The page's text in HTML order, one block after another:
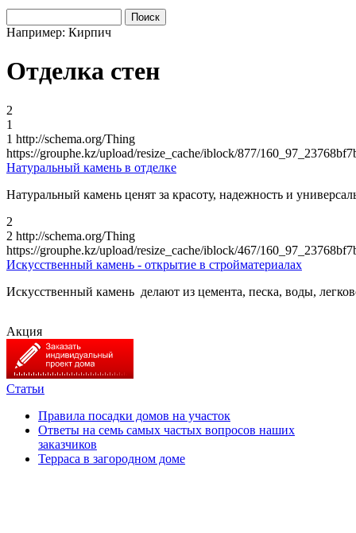
Например: Кирпич
Отделка стен
2
1
1 http://schema.org/Thing
https://grouphe.kz/upload/resize_cache/iblock/877/
Натуральный камень в отделке
Натуральный камень ценят за красоту, надежность и
2
2 http://schema.org/Thing
https://grouphe.kz/upload/resize_cache/iblock/467/
Искусственный камень - открытие в стройматериалах
Искусственный камень делают из цемента, песка, воды,
Акция
Статьи
Правила посадки домов на участок
Ответы на семь самых частых вопросов наших
заказчиков
Терраса в загородном доме